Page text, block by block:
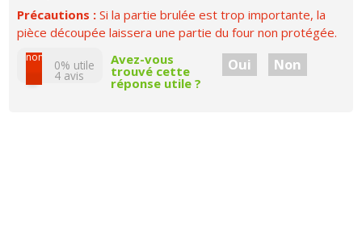
Précautions :Si la partie brulée est trop importante, la
pièce découpée laissera une partie du four non protégée.
non
0% utile
4 avis
Avez-vous
trouvé cette
réponse utile ?
Oui Non